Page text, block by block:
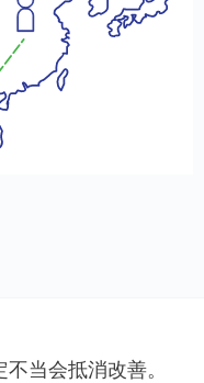
当会抵消改善。